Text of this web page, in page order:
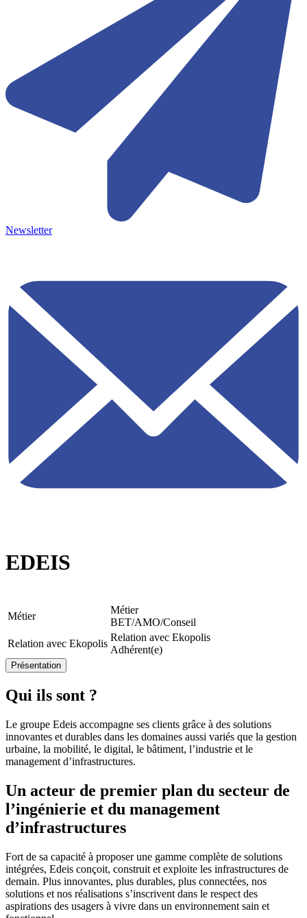
Newsletter
EDEIS
Métier
Métier
BET/AMO/Conseil
Relation avec Ekopolis
Relation avec Ekopolis
Adhérent(e)
Présentation
Qui ils sont ?
Le groupe Edeis accompagne ses clients grâce à des solutions
innovantes et durables dans les domaines aussi variés que la gestion
urbaine, la mobilité, le digital, le bâtiment, l’industrie et le
management d’infrastructures.
Un acteur de premier plan du secteur de
l’ingénierie et du management
d’infrastructures
Fort de sa capacité à proposer une gamme complète de solutions
intégrées, Edeis conçoit, construit et exploite les infrastructures de
demain. Plus innovantes, plus durables, plus connectées, nos
solutions et nos réalisations s’inscrivent dans le respect des
aspirations des usagers à vivre dans un environnement sain et